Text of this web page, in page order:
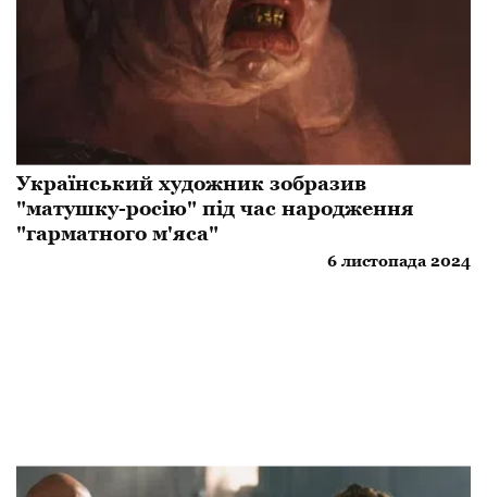
Український художник зобразив
"матушку-росію" під час народження
"гарматного м'яса"
6 листопада 2024